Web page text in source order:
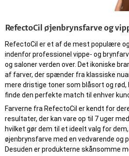
RefectoCil øjenbrynsfarve og
RefectoCil er et af de mest populære
indenfor professionel vippe- og
og saloner verden over. Det ikoniske
af farver, der spænder fra klassiske
mere dristige toner som blåsort og
finde den perfekte match til enhver
Farverne fra RefectoCil er kendt for
resultater, der kan vare op til 7 uger
hvilket gør dem til et ideelt valg for
øjenbrynsfarve med en vedvarende og
Desuden er produkterne skånsomme